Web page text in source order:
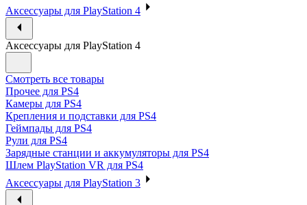
Аксессуары для PlayStation 4
Аксессуары для PlayStation 4
Смотреть все товары
Прочее для PS4
Камеры для PS4
Крепления и подставки для PS4
Геймпады для PS4
Рули для PS4
Зарядные станции и аккумуляторы для PS4
Шлем PlayStation VR для PS4
Аксессуары для PlayStation 3